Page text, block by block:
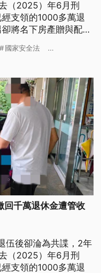
（2025）年6月刑
支領的1000多萬退
將名下房產贈與配偶
收獲准，成為第1位
國家安全法 ...
回千萬退休金遭管收
伍後卻淪為共諜，2年
（2025）年6月刑
支領的1000多萬退